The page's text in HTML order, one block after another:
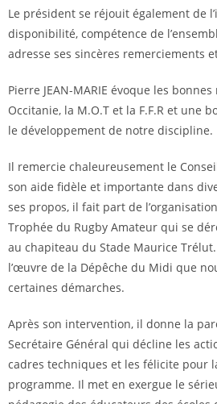
Le président se réjouit également de
disponibilité, compétence de
adresse ses sincères remerciements
Pierre JEAN-MARIE évoque les
Occitanie, la M.O.T et la F.F.R et une
le développement de notre discipline.
Il remercie chaleureusement le
son aide fidèle et importante dans
ses propos, il fait part de
Trophée du Rugby Amateur qui se
au chapiteau du Stade Maurice
l’œuvre de la Dépêche du Midi que
certaines démarches.
Après son intervention, il donne la
Secrétaire Général qui décline les
cadres techniques et les félicite pour
programme. Il met en exergue le